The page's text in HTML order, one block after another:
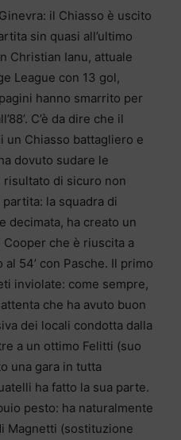
il Chiasso è uscito
sin quasi all’ultimo
Christian Ianu, attuale
League con 13 gol,
hanno smarrito per
C’è da dire che il
un Chiasso battagliero e
dovuto sudare le
risultato di sicuro non
partita: la squadra di
decimata, ha creato un
che è riuscita a
54’ con Pasche. Il primo
inviolate: come sempre,
che ha avuto buon
dei locali condotta dalla
a un ottimo Felitti (suo
una gara in tutta
ha fatto la sua parte.
pesto: ha naturalmente
Magnetti (sostituzione